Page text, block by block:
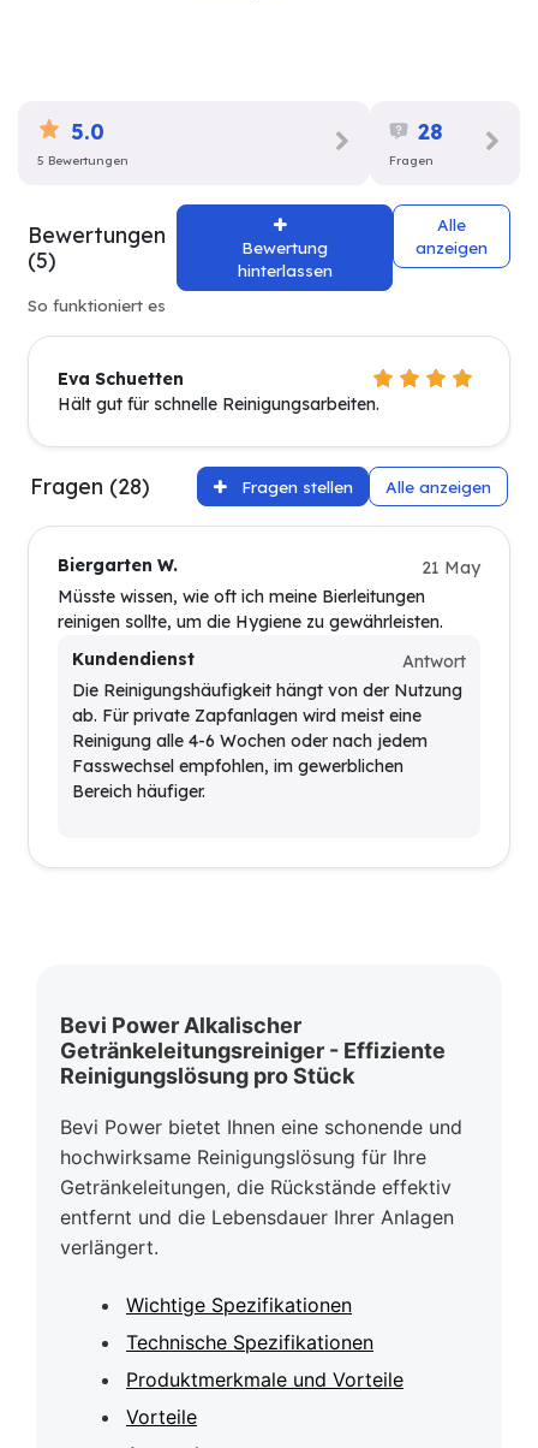
5.0
5 Bewertungen
28
Fragen
Bewertungen
(5)
Bewertung
hinterlassen
Alle
anzeigen
So funktioniert es
Eva Schuetten
Hält gut für schnelle Reinigungsarbeiten.
Fragen (28) Fragen stellen Alle anzeigen
Biergarten W.
21 May
Müsste wissen, wie oft ich meine Bierleitungen
reinigen sollte, um die Hygiene zu gewährleisten.
Kundendienst
Antwort
Die Reinigungshäufigkeit hängt von der Nutzung
ab. Für private Zapfanlagen wird meist eine
Reinigung alle 4-6 Wochen oder nach jedem
Fasswechsel empfohlen, im gewerblichen
Bereich häufiger.
Bevi Power Alkalischer
Getränkeleitungsreiniger - Effiziente
Reinigungslösung pro Stück
Bevi Power bietet Ihnen eine schonende und
hochwirksame Reinigungslösung für Ihre
Getränkeleitungen, die Rückstände effektiv
entfernt und die Lebensdauer Ihrer Anlagen
verlängert.
Wichtige Spezifikationen
Technische Spezifikationen
Produktmerkmale und Vorteile
Vorteile